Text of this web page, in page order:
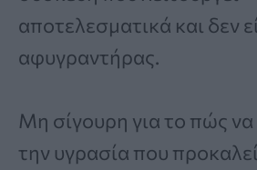
αποτελεσματικά και δεν
αφυγραντήρας.
Μη σίγουρη για το πώς
την υγρασία που